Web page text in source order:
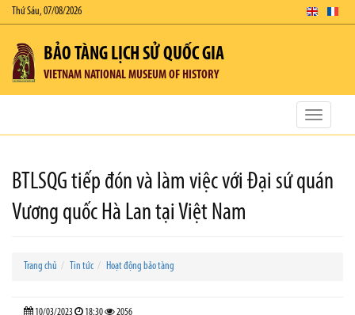
Thứ Sáu, 07/08/2026
BẢO TÀNG LỊCH SỬ QUỐC GIA
VIETNAM NATIONAL MUSEUM OF HISTORY
Toggle
BTLSQG tiếp đón và làm việc với Đại sứ quán
Vương quốc Hà Lan tại Việt Nam
Trang chủ Tin tức Hoạt động bảo tàng
10/03/2023 18:30 2056